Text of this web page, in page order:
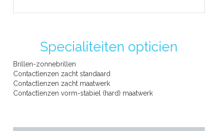
Specialiteiten opticien
Brillen-zonnebrillen
Contactlenzen zacht standaard
Contactlenzen zacht maatwerk
Contactlenzen vorm-stabiel (hard) maatwerk